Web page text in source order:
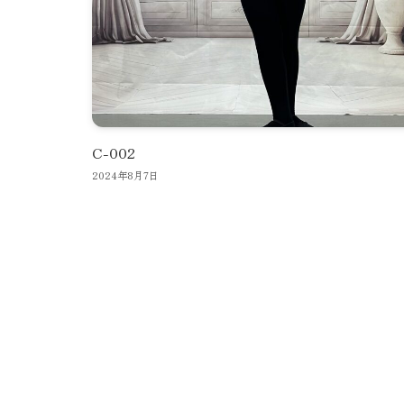
C-002
2024年8月7日